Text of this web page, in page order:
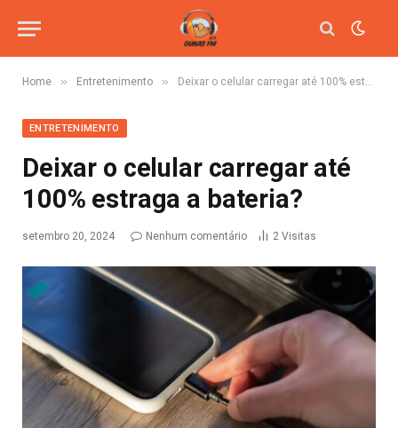
Home » Entretenimento » Deixar o celular carregar até 100% estraga a bateria?
ENTRETENIMENTO
Deixar o celular carregar até
100% estraga a bateria?
setembro 20, 2024 Nenhum comentário 2 Visitas